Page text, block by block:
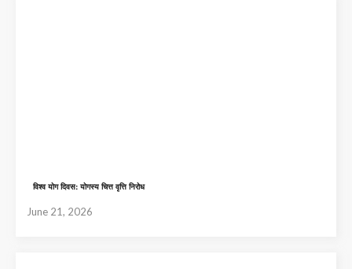
विश्व योग दिवस: योगस्य चित्त वृत्ति निरोध
June 21, 2026